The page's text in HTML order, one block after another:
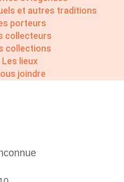
et autres traditions
porteurs
collecteurs
collections
Les lieux
joindre